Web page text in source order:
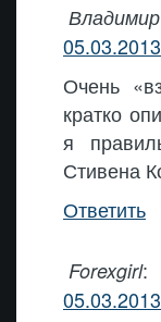
Владимир
Очень
кратко
я
Стивена
Ответить
Forexgirl: